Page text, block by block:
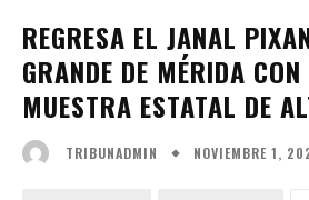
REGRESA EL JANAL
GRANDE DE MÉRIDA
MUESTRA ESTATAL DE
TRIBUNADMIN NOVIEMBRE 1,